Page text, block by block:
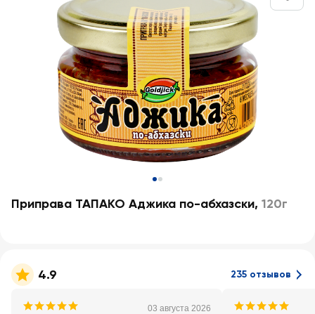
Приправа ТАПАКО Аджика по-абхазски, 120г
4.9 235 отзывов
03 августа 2026